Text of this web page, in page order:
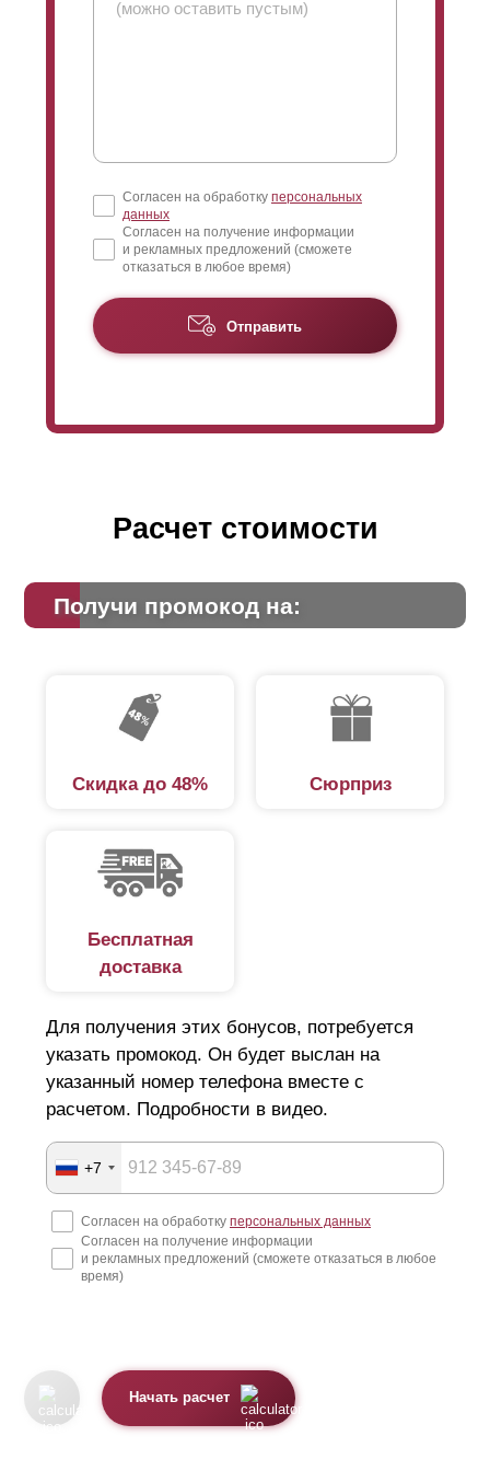
Согласен на обработку персональных
данных
Согласен на получение информации
и рекламных предложений (сможете
отказаться в любое время)
Отправить
Расчет стоимости
Получи промокод на:
Скидка до 48% Сюрприз
Бесплатная
доставка
Для получения этих бонусов, потребуется
указать промокод. Он будет выслан на
указанный номер телефона вместе с
расчетом. Подробности в видео.
+7
Согласен на обработку персональных данных
Согласен на получение информации
и рекламных предложений (сможете отказаться в любое
время)
Начать расчет